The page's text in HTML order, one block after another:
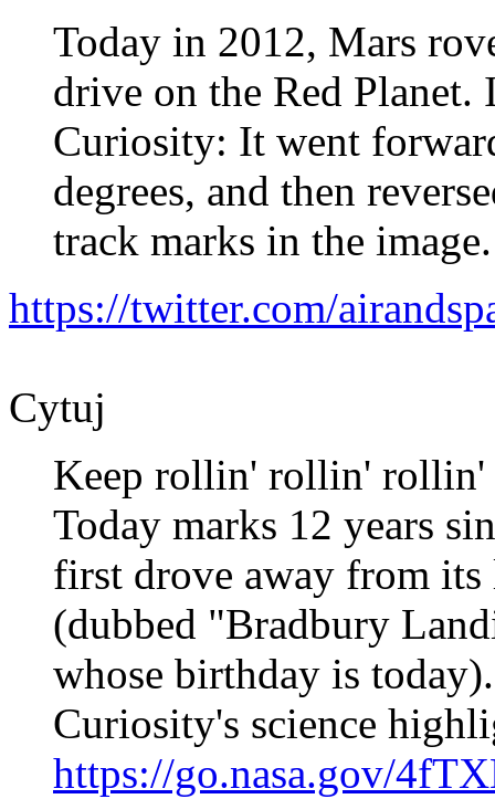
Today in 2012, Mars
drive on the Red
Curiosity: It went
degrees, and then
track marks in the image.
https://twitter.com/
Cytuj
Keep rollin' rollin'
Today marks 12 years
first drove away from
(dubbed "Bradbury
whose birthday is today).
Curiosity's science
https://go.nasa.gov/